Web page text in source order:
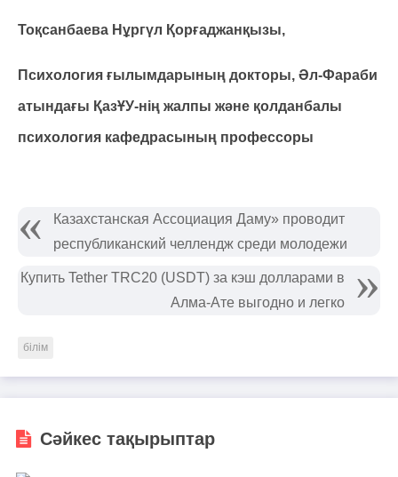
Тоқсанбаева Нұргүл Қорғаджанқызы,
Психология ғылымдарының докторы, Әл-Фараби
атындағы ҚазҰУ-нің жалпы және қолданбалы
психология кафедрасының профессоры
Казахстанская Ассоциация Даму» проводит
республиканский челлендж среди молодежи
Купить Tether TRC20 (USDT) за кэш долларами в
Алма-Ате выгодно и легко
білім
Сәйкес тақырыптар